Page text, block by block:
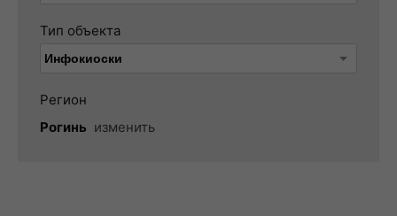
Тип объекта
Регион
Рогинь изменить